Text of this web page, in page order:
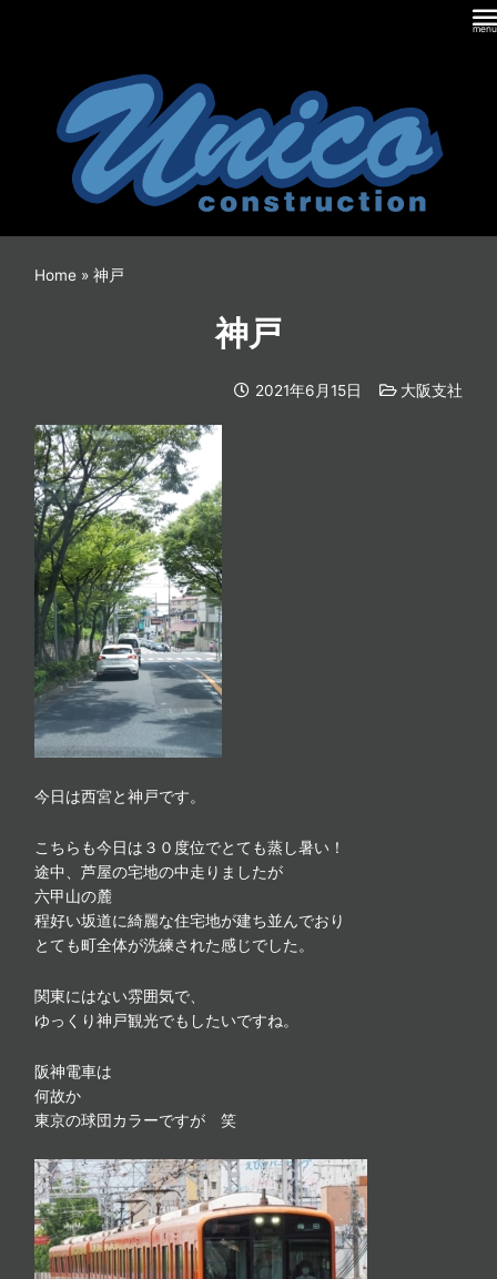
Home »神戸
神戸
2021年6月15日 大阪支社
今日は西宮と神戸です。
こちらも今日は３０度位でとても蒸し暑い！
途中、芦屋の宅地の中走りましたが
六甲山の麓
程好い坂道に綺麗な住宅地が建ち並んでおり
とても町全体が洗練された感じでした。
関東にはない雰囲気で、
ゆっくり神戸観光でもしたいですね。
阪神電車は
何故か
東京の球団カラーですが 笑